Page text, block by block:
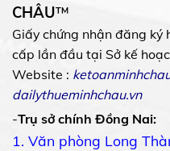
CHÂU™
Giấy chứng nhận đăng
cấp lần đầu tại Sở kế
Website :
dailythueminhchau.vn
-Trụ sở chính Đồng Nai:
1. Văn phòng Long